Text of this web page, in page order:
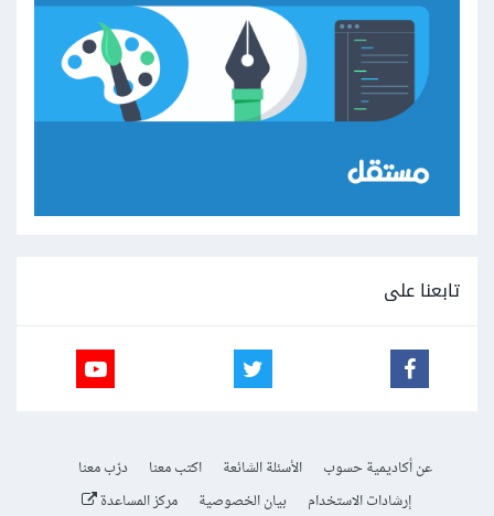
تابعنا على
عن أكاديمية حسوب الأسئلة الشائعة اكتب معنا
درّب معنا
إرشادات الاستخدام
بيان الخصوصية مركز المساعدة